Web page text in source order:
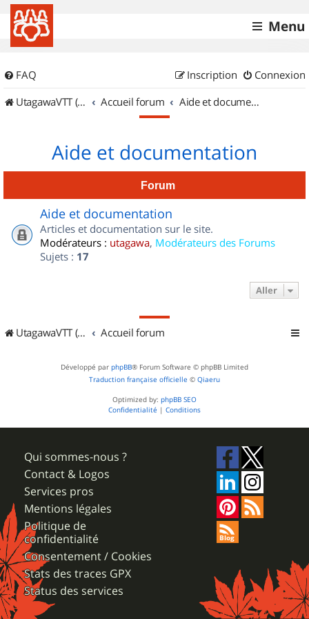
Menu
FAQ Connexion
Inscription
UtagawaVTT (Randos VTT et VTTAE avec traces GPS)
Accueil forum Aide et documentation
Aide et documentation
Forum
Aide et documentation
Articles et documentation sur le site.
Modérateurs : utagawa, Modérateurs des Forums
Sujets : 17
Aller
UtagawaVTT (Randos VTT et VTTAE avec traces GPS) Accueil forum
Développé par phpBB® Forum Software © phpBB Limited
Traduction française officielle © Qiaeru
Optimized by: phpBB SEO
Confidentialité | Conditions
Qui sommes-nous ?
Contact & Logos
Services pros
Mentions légales
Politique de
confidentialité
Consentement / Cookies
Stats des traces GPX
Status des services